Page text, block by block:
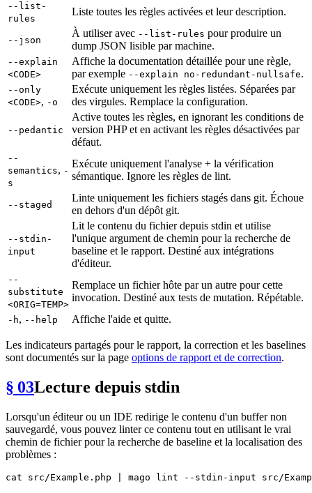
--list-
rules
Liste toutes les règles activées et leur description.
--json
À utiliser avec --list-rules pour produire un
dump JSON lisible par machine.
--explain
<CODE>
Affiche la documentation détaillée pour une règle,
par exemple --explain no-redundant-nullsafe.
--only
<CODE>, -o
Exécute uniquement les règles listées. Séparées par
des virgules. Remplace la configuration.
--pedantic
Active toutes les règles, en ignorant les conditions de
version PHP et en activant les règles désactivées par
défaut.
--
semantics, -
s
Exécute uniquement l'analyse + la vérification
sémantique. Ignore les règles de lint.
--staged
Linte uniquement les fichiers stagés dans git. Échoue
en dehors d'un dépôt git.
--stdin-
input
Lit le contenu du fichier depuis stdin et utilise
l'unique argument de chemin pour la recherche de
baseline et le rapport. Destiné aux intégrations
d'éditeur.
--
substitute
<ORIG=TEMP>
Remplace un fichier hôte par un autre pour cette
invocation. Destiné aux tests de mutation. Répétable.
-h, --help Affiche l'aide et quitte.
Les indicateurs partagés pour le rapport, la correction et les baselines
sont documentés sur la page options de rapport et de correction.
§ 03Lecture depuis stdin
Lorsqu'un éditeur ou un IDE redirige le contenu d'un buffer non
sauvegardé, vous pouvez linter ce contenu tout en utilisant le vrai
chemin de fichier pour la recherche de baseline et la localisation des
problèmes :
cat